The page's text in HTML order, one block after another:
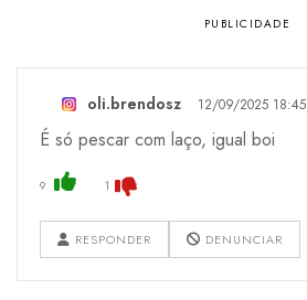
oli.brendosz 12/09/2025 18:45
É só pescar com laço, igual boi
9 1
RESPONDER DENUNCIAR